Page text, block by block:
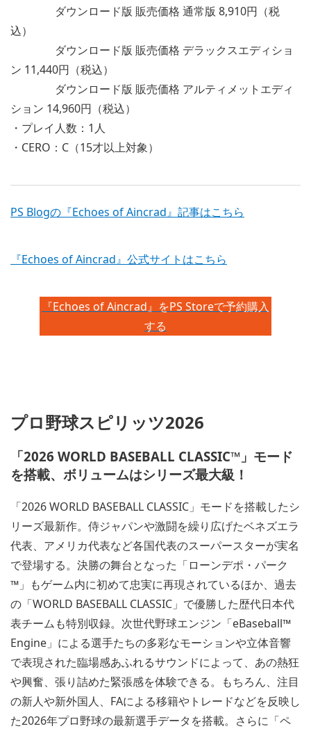
ダウンロード版 販売価格 通常版 8,910円（税
込）
ダウンロード版 販売価格 デラックスエディショ
ン 11,440円（税込）
ダウンロード版 販売価格 アルティメットエディ
ション 14,960円（税込）
・プレイ人数：1人
・CERO：C（15才以上対象）
PS Blogの『Echoes of Aincrad』記事はこちら
『Echoes of Aincrad』公式サイトはこちら
『Echoes of Aincrad』をPS Storeで予約購入
する
プロ野球スピリッツ2026
「2026 WORLD BASEBALL CLASSIC™」モード
を搭載、ボリュームはシリーズ最大級！
「2026 WORLD BASEBALL CLASSIC」モードを搭載したシ
リーズ最新作。侍ジャパンや激闘を繰り広げたベネズエラ
代表、アメリカ代表など各国代表のスーパースターが実名
で登場する。決勝の舞台となった「ローンデポ・パーク
™」もゲーム内に初めて忠実に再現されているほか、過去
の「WORLD BASEBALL CLASSIC」で優勝した歴代日本代
表チームも特別収録。次世代野球エンジン「eBaseball™
Engine」による選手たちの多彩なモーションや立体音響
で表現された臨場感あふれるサウンドによって、あの熱狂
や興奮、張り詰めた緊張感を体験できる。もちろん、注目
の新人や新外国人、FAによる移籍やトレードなどを反映し
た2026年プロ野球の最新選手データを搭載。さらに「ペ